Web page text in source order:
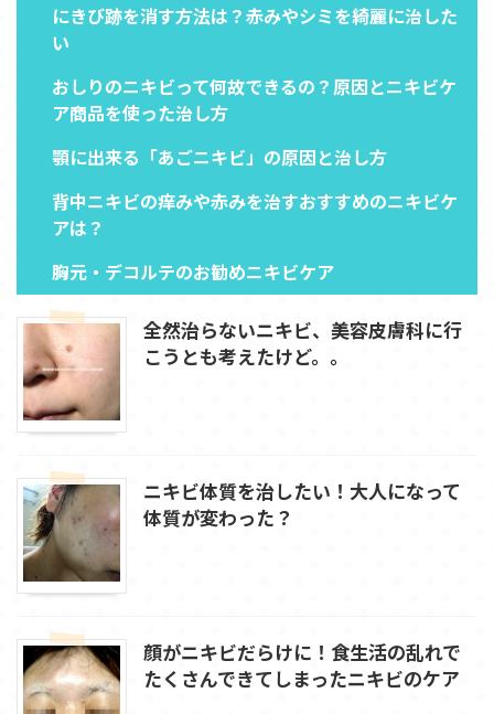
にきび跡を消す方法は？赤みやシミを綺麗に治した
い
おしりのニキビって何故できるの？原因とニキビケ
ア商品を使った治し方
顎に出来る「あごニキビ」の原因と治し方
背中ニキビの痒みや赤みを治すおすすめのニキビケ
アは？
胸元・デコルテのお勧めニキビケア
全然治らないニキビ、美容皮膚科に行
こうとも考えたけど。。
ニキビ体質を治したい！大人になって
体質が変わった？
顔がニキビだらけに！食生活の乱れで
たくさんできてしまったニキビのケア